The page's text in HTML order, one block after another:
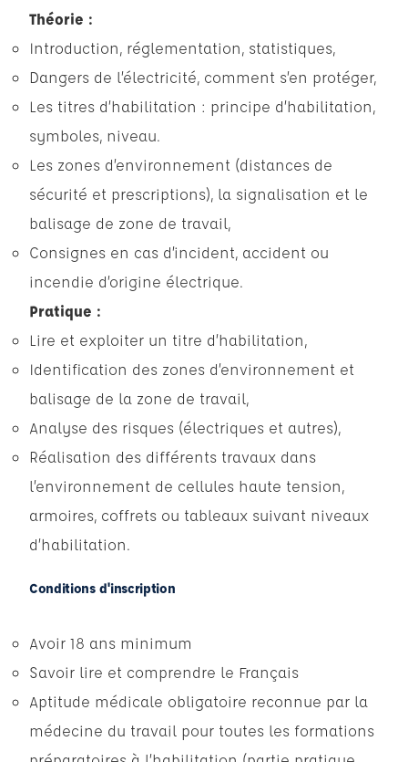
Théorie :
Introduction, réglementation, statistiques,
Dangers de l’électricité, comment s’en protéger,
Les titres d’habilitation : principe d’habilitation,
symboles, niveau.
Les zones d’environnement (distances de
sécurité et prescriptions), la signalisation et le
balisage de zone de travail,
Consignes en cas d’incident, accident ou
incendie d’origine électrique.
Pratique :
Lire et exploiter un titre d’habilitation,
Identification des zones d’environnement et
balisage de la zone de travail,
Analyse des risques (électriques et autres),
Réalisation des différents travaux dans
l’environnement de cellules haute tension,
armoires, coffrets ou tableaux suivant niveaux
d’habilitation.
Conditions d'inscription
Avoir 18 ans minimum
Savoir lire et comprendre le Français
Aptitude médicale obligatoire reconnue par la
médecine du travail pour toutes les formations